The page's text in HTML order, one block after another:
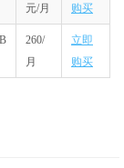
元/月
购买
260/
月
立即
购买